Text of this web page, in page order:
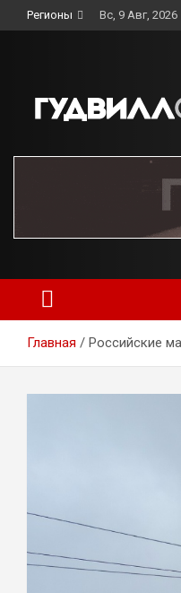
to
Регионы Вс, 9 Авг, 2026
Главная Российские